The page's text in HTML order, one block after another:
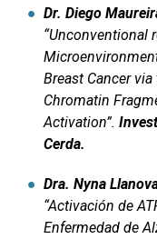
Dr. Diego
“Unconventional
Breast Cancer
Chromatin
Activation”.
Cerda.
Dra. Nyna
“Activación de
Enfermedad de